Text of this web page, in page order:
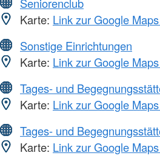
Karte: Link zur Google
Sonstige Einrichtungen
Karte: Link zur Google
Tages- und
Karte: Link zur Google
Tages- und
Karte: Link zur Google